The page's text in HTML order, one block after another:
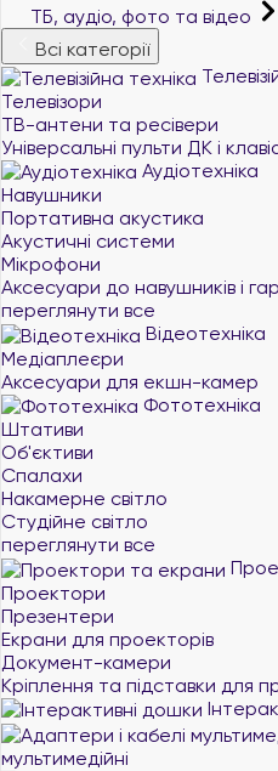
ТБ, аудіо, фото та відео
Всі категорії
Телевізори
ТВ-антени та ресівери
Універсальні пульти ДК і
Аудіотехніка
Навушники
Портативна акустика
Акустичні системи
Мікрофони
Аксесуари до навушників і
переглянути все
Відеотехніка
Медіаплеєри
Аксесуари для екшн-камер
Фототехніка
Штативи
Об'єктиви
Спалахи
Накамерне світло
Студійне світло
переглянути все
Проектори
Презентери
Екрани для проекторів
Документ-камери
Кріплення та підставки для
мультимедійні